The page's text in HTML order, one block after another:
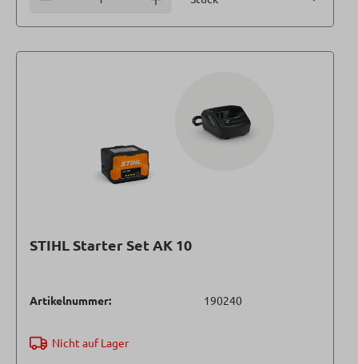
STIHL Starter Set AK 10
Artikelnummer: 190240
Nicht auf Lager